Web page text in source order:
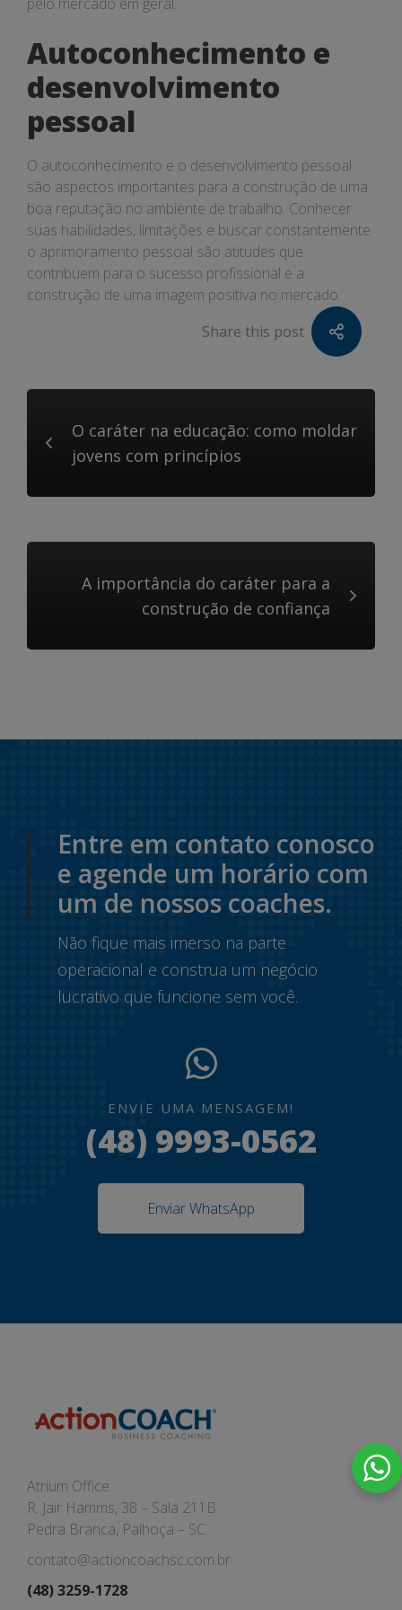
Autoconhecimento e
desenvolvimento
pessoal
O autoconhecimento e o desenvolvimento pessoal
são aspectos importantes para a construção de uma
boa reputação no ambiente de trabalho. Conhecer
suas habilidades, limitações e buscar constantemente
o aprimoramento pessoal são atitudes que
contribuem para o sucesso profissional e a
construção de uma imagem positiva no mercado.
Share this post
O caráter na educação: como moldar
jovens com princípios
A importância do caráter para a
construção de confiança
Entre em contato conosco
e agende um horário com
um de nossos coaches.
Não fique mais imerso na parte
operacional e construa um negócio
lucrativo que funcione sem você.
ENVIE UMA MENSAGEM!
(48) 9993-0562
Enviar WhatsApp
Atrium Office
R. Jair Hamms, 38 – Sala 211B
Pedra Branca, Palhoça – SC
contato@actioncoachsc.com.br
(48) 3259-1728